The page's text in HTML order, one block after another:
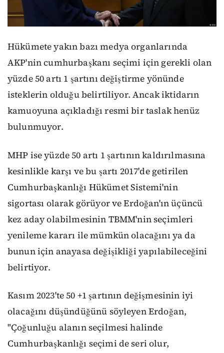
Hükümete yakın bazı medya organlarında
AKP'nin cumhurbaşkanı seçimi için gerekli olan
yüzde 50 artı 1 şartını değiştirme yönünde
isteklerin olduğu belirtiliyor. Ancak iktidarın
kamuoyuna açıkladığı resmi bir taslak henüz
bulunmuyor.
MHP ise yüzde 50 artı 1 şartının kaldırılmasına
kesinlikle karşı ve bu şartı 2017'de getirilen
Cumhurbaşkanlığı Hükümet Sistemi'nin
sigortası olarak görüyor ve Erdoğan'ın üçüncü
kez aday olabilmesinin TBMM'nin seçimleri
yenileme kararı ile mümkün olacağını ya da
bunun için anayasa değişikliği yapılabileceğini
belirtiyor.
Kasım 2023'te 50 +1 şartının değişmesinin iyi
olacağını düşündüğünü söyleyen Erdoğan,
"Çoğunluğu alanın seçilmesi halinde
Cumhurbaşkanlığı seçimi de seri olur,